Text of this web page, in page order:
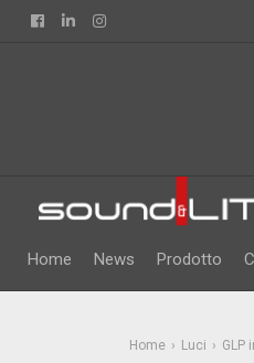
FacebookLinkedin
Home News Prodotto
Home Luci GLP